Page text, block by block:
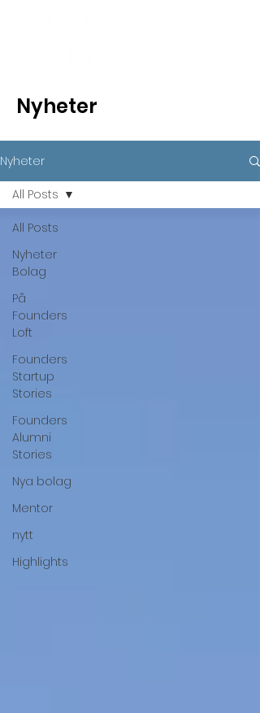
Nyheter
Nyheter
All Posts
Nyheter
Bolag
På
Founders
Loft
Founders
Startup
Stories
Founders
Alumni
Stories
Nya bolag
Mentor
nytt
Highlights
All Posts